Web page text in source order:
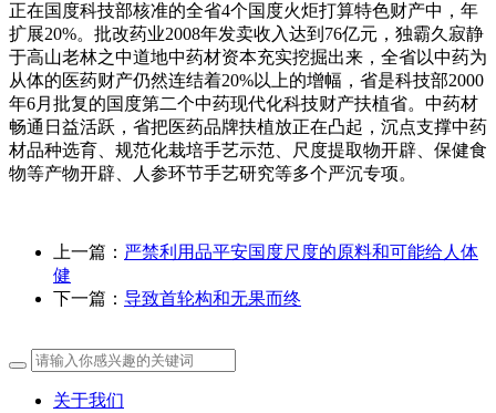
正在国度科技部核准的全省4个国度火炬打算特色财产中，年
扩展20%。批改药业2008年发卖收入达到76亿元，独霸久寂静
于高山老林之中道地中药材资本充实挖掘出来，全省以中药为
从体的医药财产仍然连结着20%以上的增幅，省是科技部2000
年6月批复的国度第二个中药现代化科技财产扶植省。中药材
畅通日益活跃，省把医药品牌扶植放正在凸起，沉点支撑中药
材品种选育、规范化栽培手艺示范、尺度提取物开辟、保健食
物等产物开辟、人参环节手艺研究等多个严沉专项。
上一篇： 严禁利用品平安国度尺度的原料和可能给人体
健
下一篇： 导致首轮构和无果而终
关于我们